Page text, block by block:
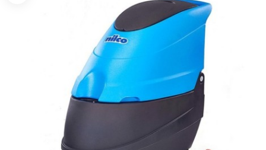
Endüstriyel Zemin Yıkama Makineleri
Halı Kurutma Makineleri
Halı Yıkama Makinesi
Hijyen Malzemeleri
Kıvırcık paspas